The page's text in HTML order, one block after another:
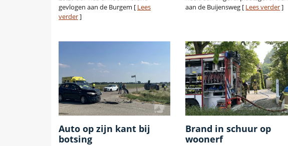
gevlogen aan de Burgem [ Lees
verder]
aan de Buijensweg [ Lees verder]
Auto op zijn kant bij
botsing
Brand in schuur op
woonerf